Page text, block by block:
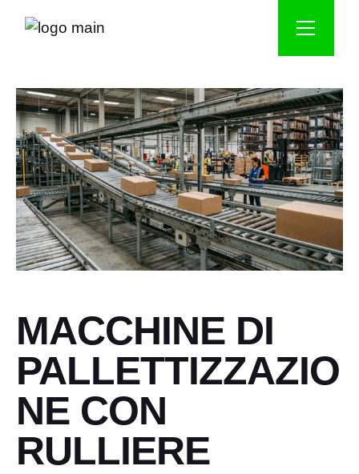
MACCHINE DI
PALLETTIZZAZIO
NE CON
RULLIERE